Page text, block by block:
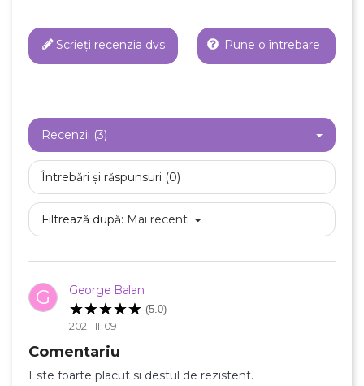
Scrieți recenzia dvs Pune o întrebare
Recenzii (3)
Întrebări și răspunsuri (0)
Filtrează după: Mai recent
G George Balan
(5.0)
2021-11-09
Comentariu
Este foarte placut si destul de rezistent.
×
Numele listei de dorinte